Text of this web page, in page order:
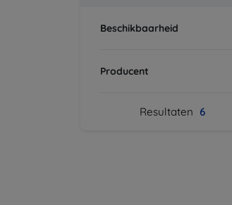
Beschikbaarheid
Producent
Resultaten 6